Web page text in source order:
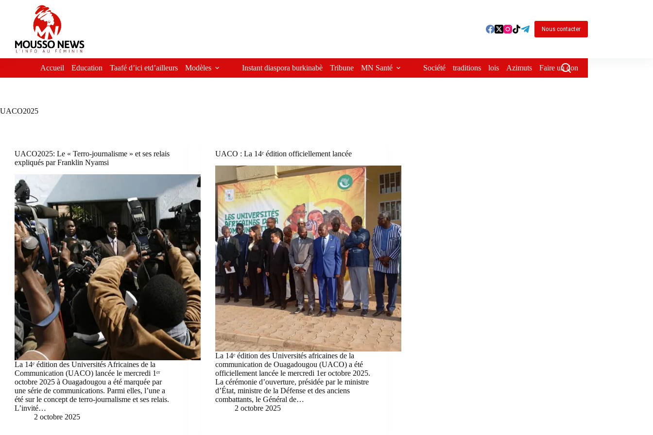
Nous contacter
Accueil Education Taafé d’ici etd’ailleurs Modèles Instant diaspora burkinabè Tribune MN Santé Société traditions lois Azimuts Faire un don
UACO2025
UACO2025: Le « Terro-journalisme » et ses relais
expliqués par Franklin Nyamsi
La 14ᵉ édition des Universités Africaines de la
Communication (UACO) lancée le mercredi 1ᵉʳ
octobre 2025 à Ouagadougou a été marquée par
une série de communications. Parmi elles, l’une a
été sur le concept de terro-journalisme et ses relais.
L’invité…
2 octobre 2025
UACO : La 14ᵉ édition officiellement lancée
La 14ᵉ édition des Universités africaines de la
communication de Ouagadougou (UACO) a été
officiellement lancée le mercredi 1er octobre 2025.
La cérémonie d’ouverture, présidée par le ministre
d’État, ministre de la Défense et des anciens
combattants, le Général de…
2 octobre 2025